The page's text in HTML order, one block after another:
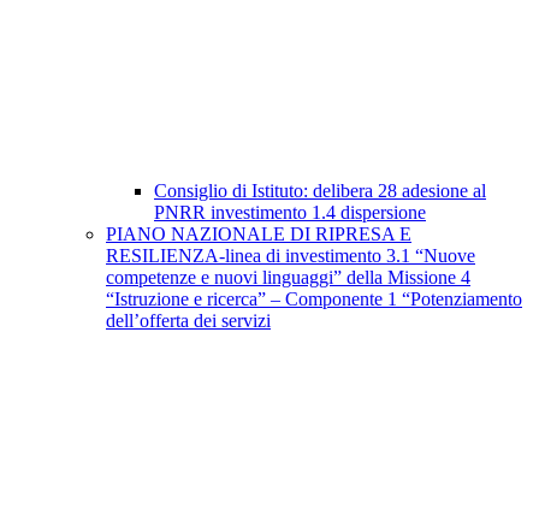
Consiglio di Istituto: delibera 28 adesione al
PNRR investimento 1.4 dispersione
PIANO NAZIONALE DI RIPRESA E
RESILIENZA-linea di investimento 3.1 “Nuove
competenze e nuovi linguaggi” della Missione 4
“Istruzione e ricerca” – Componente 1 “Potenziamento
dell’offerta dei servizi